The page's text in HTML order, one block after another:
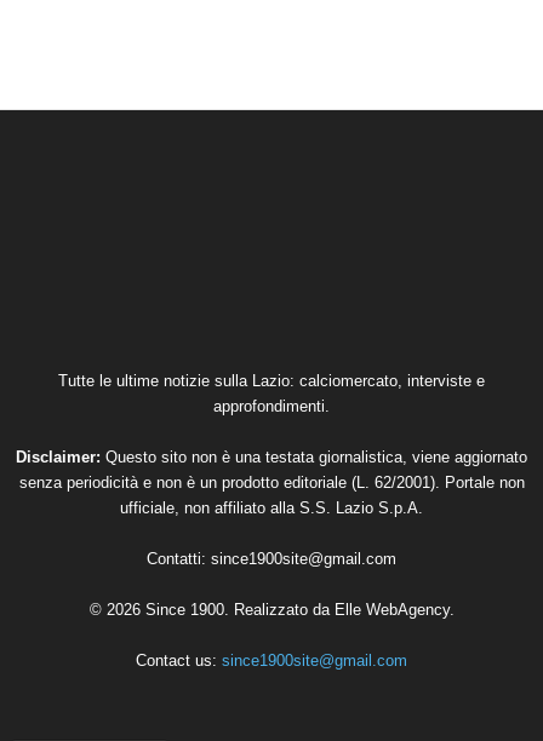
Tutte le ultime notizie sulla Lazio: calciomercato, interviste e
approfondimenti.
Disclaimer: Questo sito non è una testata giornalistica, viene aggiornato
senza periodicità e non è un prodotto editoriale (L. 62/2001). Portale non
ufficiale, non affiliato alla S.S. Lazio S.p.A.
Contatti: since1900site@gmail.com
© 2026 Since 1900. Realizzato da Elle WebAgency.
Contact us: since1900site@gmail.com